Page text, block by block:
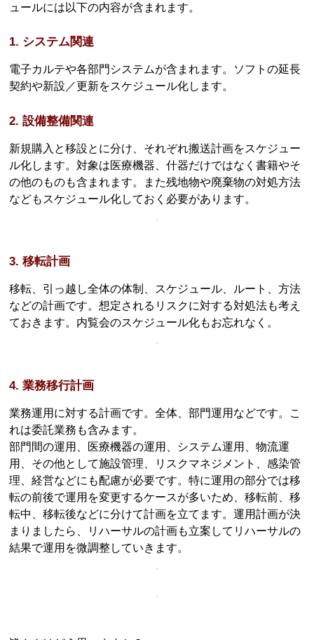
ュールには以下の内容が含まれます。
1. システム関連
電子カルテや各部門システムが含まれます。ソフトの延長
契約や新設／更新をスケジュール化します。
2. 設備整備関連
新規購入と移設とに分け、それぞれ搬送計画をスケジュー
ル化します。対象は医療機器、什器だけではなく書籍やそ
の他のものも含まれます。また残地物や廃棄物の対処方法
などもスケジュール化しておく必要があります。
3. 移転計画
移転、引っ越し全体の体制、スケジュール、ルート、方法
などの計画です。想定されるリスクに対する対処法も考え
ておきます。内覧会のスケジュール化もお忘れなく。
4. 業務移行計画
業務運用に対する計画です。全体、部門運用などです。こ
れは委託業務も含みます。
部門間の運用、医療機器の運用、システム運用、物流運
用、その他として施設管理、リスクマネジメント、感染管
理、経営などにも配慮が必要です。特に運用の部分では移
転の前後で運用を変更するケースが多いため、移転前、移
転中、移転後などに分けて計画を立てます。運用計画が決
まりましたら、リハーサルの計画も立案してリハーサルの
結果で運用を微調整していきます。